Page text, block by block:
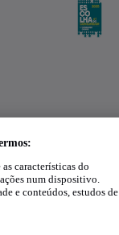
características do
num dispositivo.
e conteúdos, estudos de